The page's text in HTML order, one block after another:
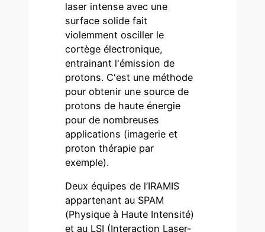
laser intense avec une
surface solide fait
violemment osciller le
cortège électronique,
entrainant l'émission de
protons. C'est une méthode
pour obtenir une source de
protons de haute énergie
pour de nombreuses
applications (imagerie et
proton thérapie par
exemple).
Deux équipes de l’IRAMIS
appartenant au SPAM
(Physique à Haute Intensité)
et au LSI (Interaction Laser-